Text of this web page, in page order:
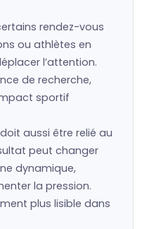
rendez-vous
ou athlètes en
l’attention.
de recherche,
sportif
aussi être relié au
peut changer
dynamique,
la pression.
plus lisible dans